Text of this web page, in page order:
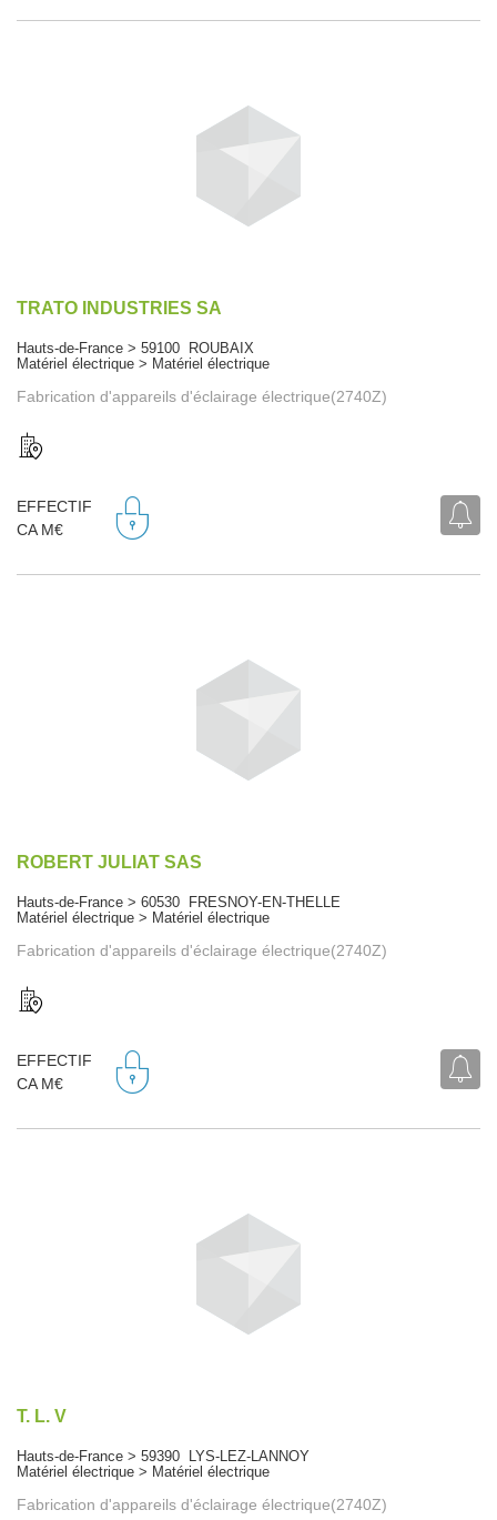
TRATO INDUSTRIES SA
Hauts-de-France > 59100 ROUBAIX
Matériel électrique > Matériel électrique
Fabrication d'appareils d'éclairage électrique(2740Z)
EFFECTIF
CA M€
ROBERT JULIAT SAS
Hauts-de-France > 60530 FRESNOY-EN-THELLE
Matériel électrique > Matériel électrique
Fabrication d'appareils d'éclairage électrique(2740Z)
EFFECTIF
CA M€
T. L. V
Hauts-de-France > 59390 LYS-LEZ-LANNOY
Matériel électrique > Matériel électrique
Fabrication d'appareils d'éclairage électrique(2740Z)